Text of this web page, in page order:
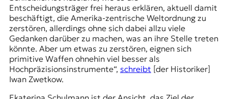
Entscheidungsträger frei heraus erklären, aktuell damit
beschäftigt, die Amerika-zentrische Weltordnung zu
zerstören, allerdings ohne sich dabei allzu viele
Gedanken darüber zu machen, was an ihre Stelle treten
könnte. Aber um etwas zu zerstören, eignen sich
primitive Waffen ohnehin viel besser als
Hochpräzisionsinstrumente“, schreibt [der Historiker]
Iwan Zwetkow.